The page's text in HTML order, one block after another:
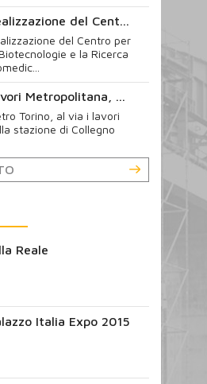
del Cent...
del Centro per
e la Ricerca
Metropolitana, ...
Torino, al via i lavori
stazione di Collegno
Reale
Italia Expo 2015